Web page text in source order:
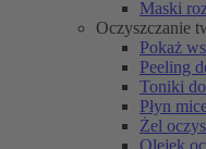
Maski
Oczyszczanie
Pokaż
Peeling
Toniki
Płyn
Żel
Olejek